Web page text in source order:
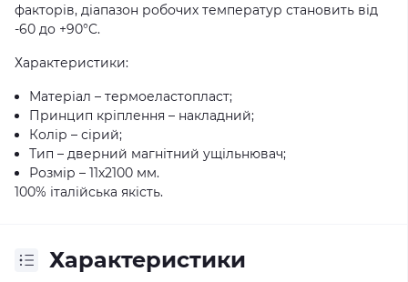
факторів, діапазон робочих температур становить від
-60 до +90°C.
Характеристики:
Матеріал – термоеластопласт;
Принцип кріплення – накладний;
Колір – сірий;
Тип – дверний магнітний ущільнювач;
Розмір – 11х2100 мм.
100% італійська якість.
Характеристики